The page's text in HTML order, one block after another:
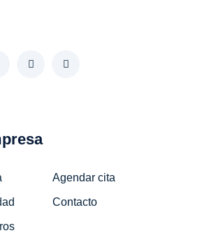
Agendar cita
Contacto